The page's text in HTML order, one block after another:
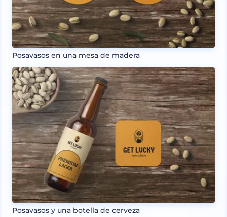
Posavasos en una mesa de madera
Posavasos y una botella de cerveza